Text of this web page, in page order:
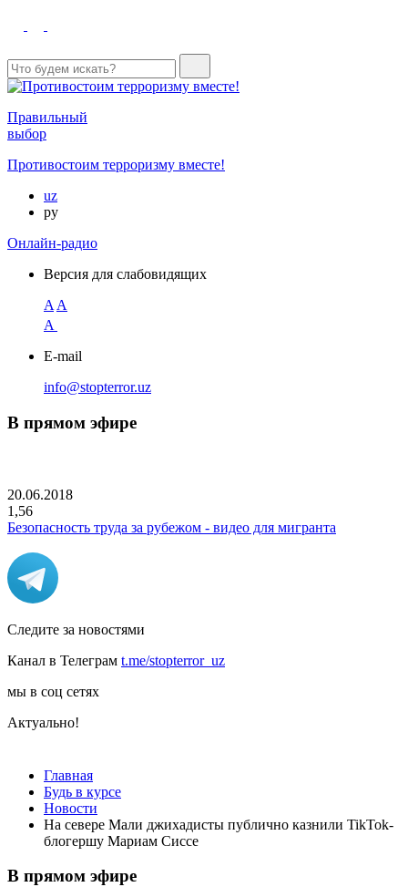
Правильный
выбор
Противостоим терроризму вместе!
uz
ру
Онлайн-радио
Версия для слабовидящих
A A
A
E-mail
info@stopterror.uz
В прямом эфире
20.06.2018
1,56
Безопасность труда за рубежом - видео для мигранта
Следите за новостями
Канал в Телеграм t.me/stopterror_uz
мы в соц сетях
Актуально!
Главная
Будь в курсе
Новости
На севере Мали джихадисты публично казнили TikTok-
блогершу Мариам Сиссе
В прямом эфире